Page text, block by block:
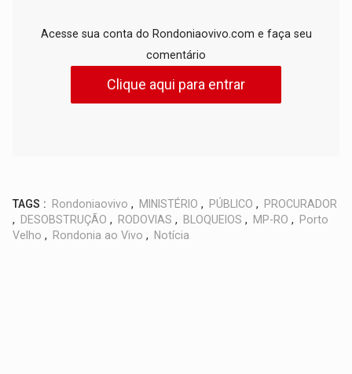
Acesse sua conta do Rondoniaovivo.com e faça seu
comentário
Clique aqui para entrar
TAGS : Rondoniaovivo , MINISTÉRIO , PÚBLICO ,
PROCURADOR
,
DESOBSTRUÇÃO , RODOVIAS , BLOQUEIOS , MP-RO ,
Porto
Velho , Rondonia ao Vivo , Notícia